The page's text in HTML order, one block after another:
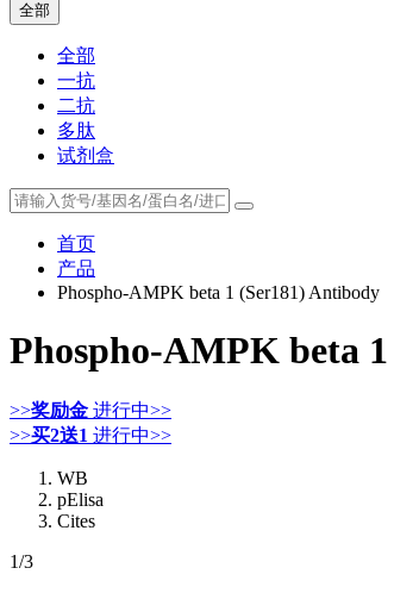
全部
全部
一抗
二抗
多肽
试剂盒
首页
产品
Phospho-AMPK beta 1 (Ser181) Antibody
Phospho-AMPK beta
>>奖励金 进行中>>
>>买2送1 进行中>>
WB
pElisa
Cites
1/3